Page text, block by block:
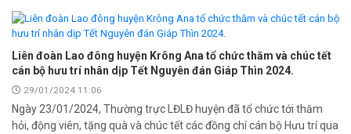
Liên đoàn Lao đông huyện Krông Ana tổ chức thăm và chúc tết
cán bộ hưu trí nhân dịp Tết Nguyên đán Giáp Thìn 2024.
29/01/2024 11:06
Ngày 23/01/2024, Thường trực LĐLĐ huyện đã tổ chức tới thăm
hỏi, động viên, tặng quà và chúc tết các đồng chí cán bộ Hưu trí qua